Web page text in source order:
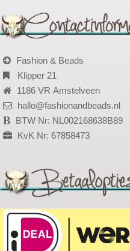
Fashion & Beads
Klipper 21
1186 VR Amstelveen
hallo@fashionandbeads.nl
BTW Nr: NL002168638B89
KvK Nr: 67858473